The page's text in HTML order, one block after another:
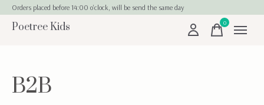
Orders placed before 14:00 o'clock, will be send the same day
Poetree Kids 0items
B2B